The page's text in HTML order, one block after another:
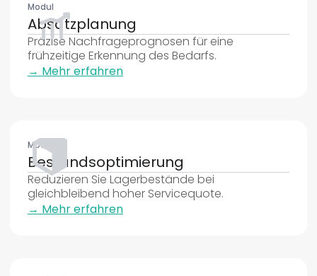
Modul
Absatzplanung
Präzise Nachfrageprognosen für eine
frühzeitige Erkennung des Bedarfs.
→ Mehr erfahren
Modul
Bestandsoptimierung
Reduzieren Sie Lagerbestände bei
gleichbleibend hoher Servicequote.
→ Mehr erfahren